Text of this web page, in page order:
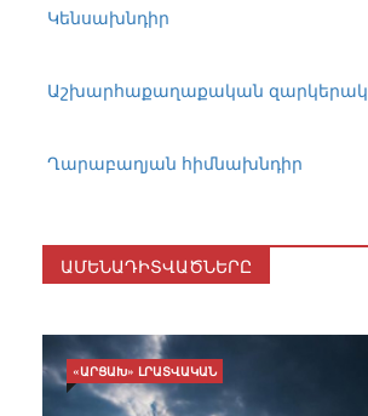
Կենսախնդիր
Աշխարհաքաղաքական զարկերակ
Ղարաբաղյան հիմնախնդիր
ԱՄԵՆԱԴԻՏՎԱԾՆԵՐԸ
«ԱՐՑԱԽ» ԼՐԱՏՎԱԿԱՆ